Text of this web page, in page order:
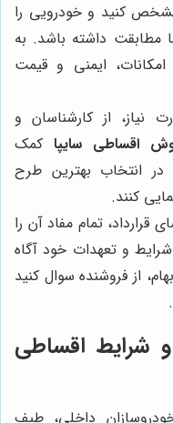
کنید و خودرویی را
مطابقت داشته باشد. به
ایمنی و قیمت
نیاز، از کارشناسان و
اقساطی سایپا کمک
در انتخاب بهترین طرح
کنند.
قرارداد، تمام مفاد آن را
و تعهدات خود آگاه
از فروشنده سوال کنید
شرایط اقساطی
داخلی، طیف